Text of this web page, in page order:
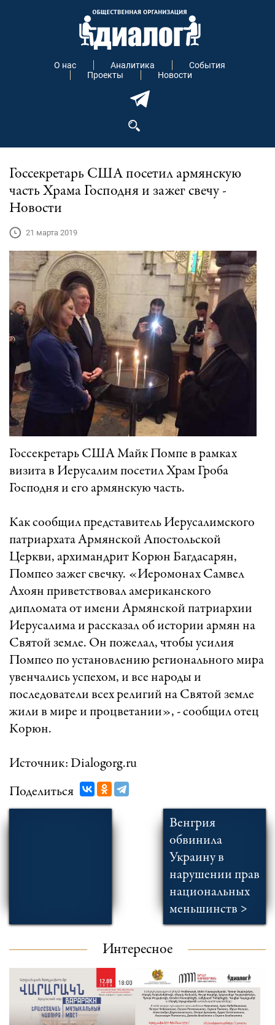
О нас Аналитика
События
Проекты
Новости
Госсекретарь США посетил армянскую
часть Храма Господня и зажег свечу -
Новости
21 марта 2019
Госсекретарь США Майк Помпе в рамках
визита в Иерусалим посетил Храм Гроба
Господня и его армянскую часть.
Как сообщил представитель Иерусалимского
патриархата Армянской Апостольской
Церкви, архимандрит Корюн Багдасарян,
Помпео зажег свечку. «Иеромонах Самвел
Ахоян приветствовал американского
дипломата от имени Армянской патриархии
Иерусалима и рассказал об истории армян на
Святой земле. Он пожелал, чтобы усилия
Помпео по установлению регионального мира
увенчались успехом, и все народы и
последователи всех религий на Святой земле
жили в мире и процветании», - сообщил отец
Корюн.
Источник: Dialogorg.ru
Поделиться
Венгрия
обвинила
Украину в
нарушении прав
национальных
меньшинств >
Интересное